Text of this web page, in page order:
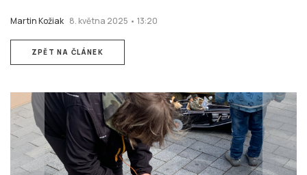
Martin Kožiak 8. května 2025 • 13:20
ZPĚT NA ČLÁNEK